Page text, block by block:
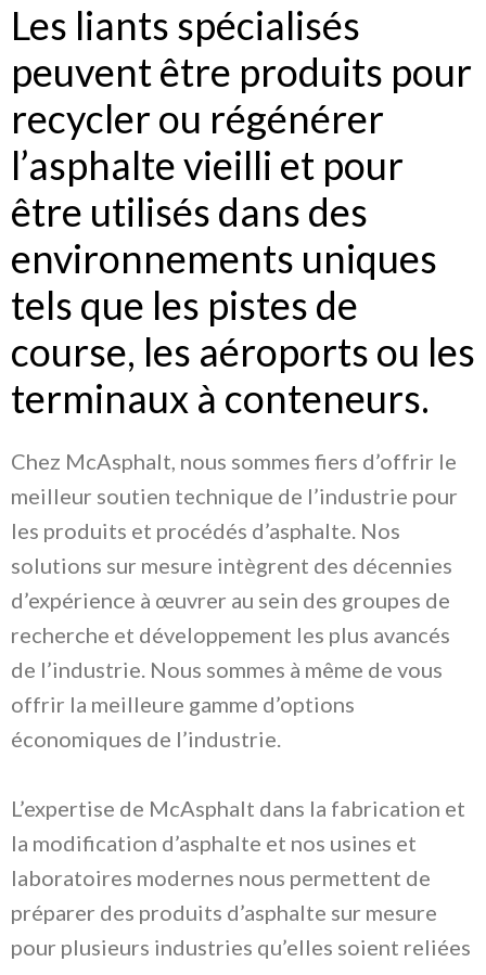
Les liants spécialisés
peuvent être produits pour
recycler ou régénérer
l’asphalte vieilli et pour
être utilisés dans des
environnements uniques
tels que les pistes de
course, les aéroports ou les
terminaux à conteneurs.
Chez McAsphalt, nous sommes fiers d’offrir le
meilleur soutien technique de l’industrie pour
les produits et procédés d’asphalte. Nos
solutions sur mesure intègrent des décennies
d’expérience à œuvrer au sein des groupes de
recherche et développement les plus avancés
de l’industrie. Nous sommes à même de vous
offrir la meilleure gamme d’options
économiques de l’industrie.
L’expertise de McAsphalt dans la fabrication et
la modification d’asphalte et nos usines et
laboratoires modernes nous permettent de
préparer des produits d’asphalte sur mesure
pour plusieurs industries qu’elles soient reliées